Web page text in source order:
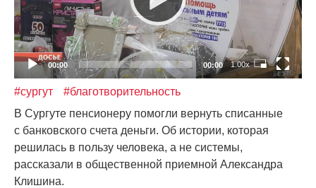
00:00 00:00 1.00x
#сургут
#благотворительность
В Сургуте пенсионеру помогли вернуть списанные
с банковского счета деньги. Об истории, которая
решилась в пользу человека, а не системы,
рассказали в общественной приемной Александра
Клишина.